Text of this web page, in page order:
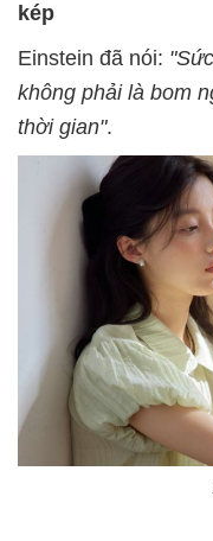
kép
Einstein đã nói:
không phải là bom
thời gian".